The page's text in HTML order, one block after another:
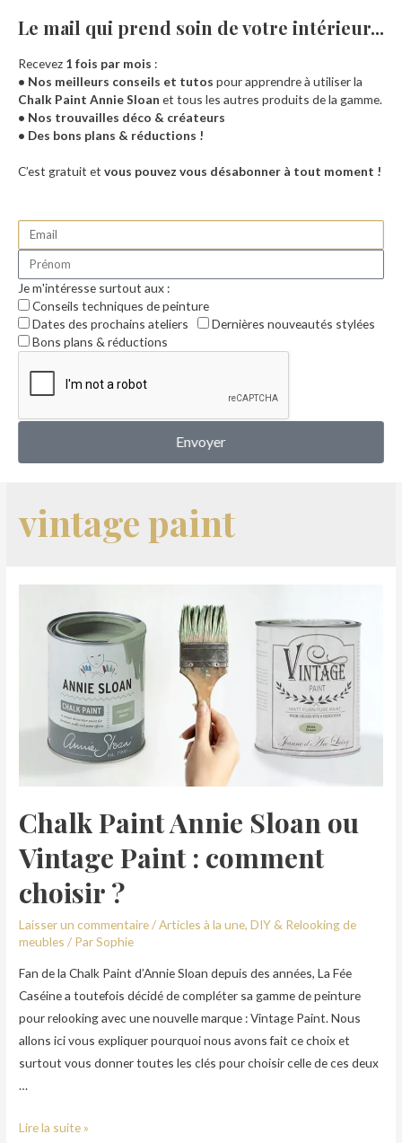
Accueil
MON COMPTE
vintage paint
Chalk Paint Annie Sloan ou
Vintage Paint : comment
choisir ?
Laisser un commentaire/Articles à la une,DIY & Relooking de
meubles / ParSophie
Fan de la Chalk Paint d’Annie Sloan depuis des années, La Fée
Caséine a toutefois décidé de compléter sa gamme de peinture
pour relooking avec une nouvelle marque : Vintage Paint. Nous
allons ici vous expliquer pourquoi nous avons fait ce choix et
surtout vous donner toutes les clés pour choisir celle de ces deux
…
Lire la suite »
Le mail qui prend soin de votre intérieur...​
Recevez 1 fois par mois :
• Nos meilleurs conseils et tutos pour apprendre à utiliser la
Chalk Paint Annie Sloan et tous les autres produits de la gamme.
• Nos trouvailles déco & créateurs
• Des bons plans & réductions !
C’est gratuit et vous pouvez vous désabonner à tout moment !
Je m'intéresse surtout aux :
Conseils techniques de peinture
Dates des prochains ateliers
Dernières nouveautés stylées
Bons plans & réductions
Envoyer